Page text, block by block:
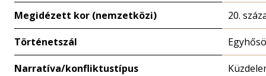
Megidézett kor (nemzetközi) 20.
Történetszál
Narratíva/konfliktustípus